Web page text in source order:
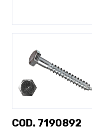
COD. 7190892